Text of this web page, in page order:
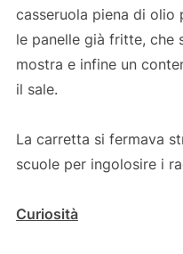
casseruola piena di
le panelle già fritte, che
mostra e infine un
il sale.
La carretta si fermava
scuole per ingolosire i
Curiosità